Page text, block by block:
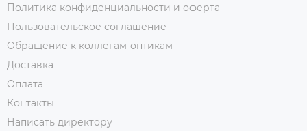
Политика конфиденциальности и оферта
Пользовательское соглашение
Обращение к коллегам-оптикам
Доставка
Оплата
Контакты
Написать директору